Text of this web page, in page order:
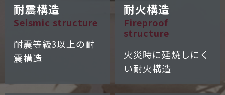
耐震構造
Seismic structure
耐震等級3以上の耐
震構造
耐火構造
Fireproof
structure
火災時に延焼しにく
い耐火構造